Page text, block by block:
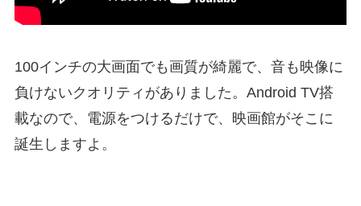
100インチの大画面でも画質が綺麗で、音も映像に
負けないクオリティがありました。Android TV搭
載なので、電源をつけるだけで、映画館がそこに
誕生しますよ。